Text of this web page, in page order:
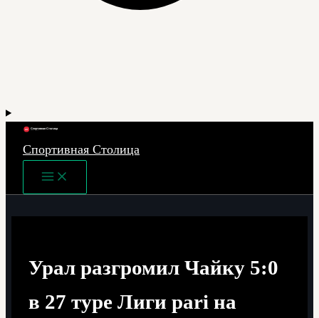
Спортивная Столица
Main
Menu
Урал разгромил Чайку 5:0
в 27 туре Лиги pari на